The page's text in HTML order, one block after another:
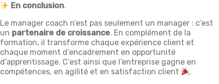
En conclusion.
Le manager coach n’est pas seulement un manager : c’est
un partenaire de croissance. En complément de la
formation, il transforme chaque expérience client et
chaque moment d’encadrement en opportunité
d’apprentissage. C’est ainsi que l’entreprise gagne en
compétences, en agilité et en satisfaction client
.